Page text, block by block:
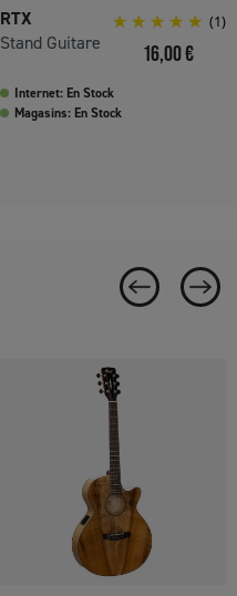
RTX
Stand Guitare
(1)
Prix
16,00 €
Internet: En Stock
Magasins: En Stock